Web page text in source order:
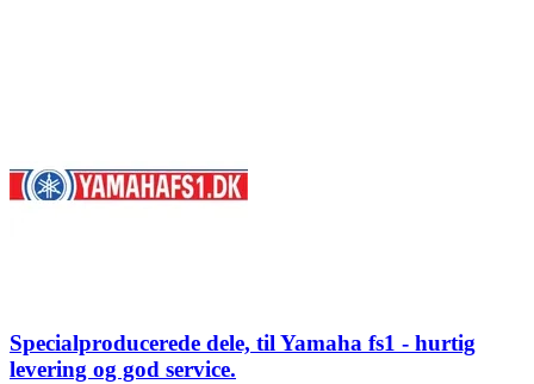
Specialproducerede dele, til Yamaha fs1 - hurtig
levering og god service.